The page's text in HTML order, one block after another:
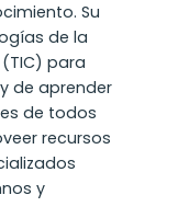
Su
de la
para
de aprender
de todos
recursos
y